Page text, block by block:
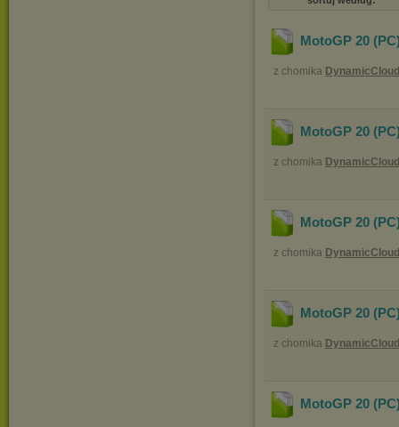
MotoGP 20
z chomika
MotoGP 20
z chomika
MotoGP 20
z chomika
MotoGP 20
z chomika
MotoGP 20